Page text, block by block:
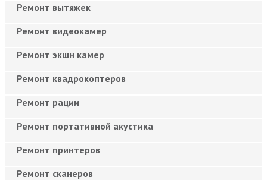
Ремонт вытяжек
Ремонт видеокамер
Ремонт экшн камер
Ремонт квадрокоптеров
Ремонт рации
Ремонт портативной акустика
Ремонт принтеров
Ремонт сканеров